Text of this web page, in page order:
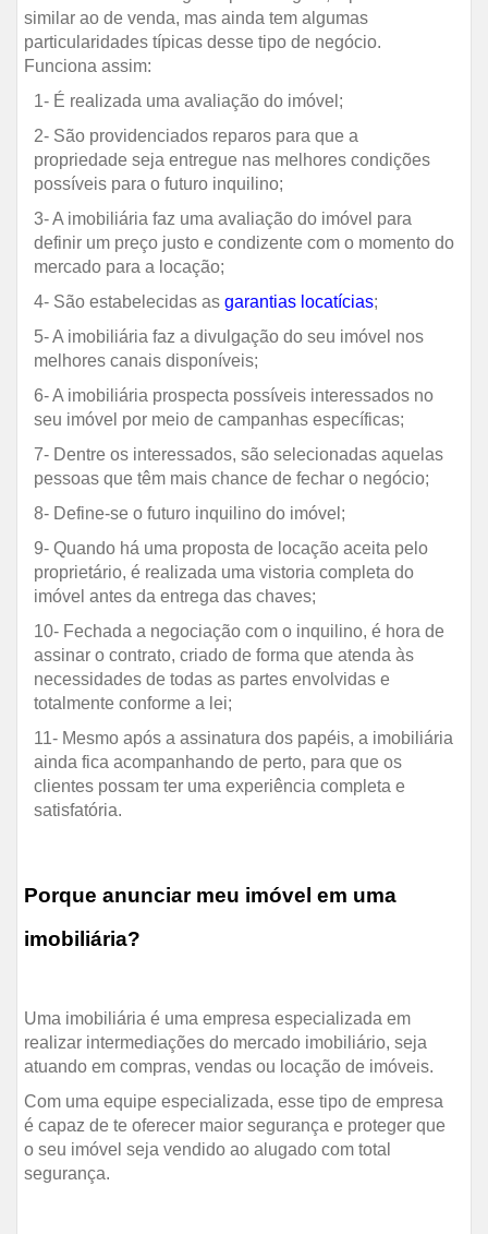
similar ao de venda, mas ainda tem algumas
particularidades típicas desse tipo de negócio.
Funciona assim:
1- É realizada uma avaliação do imóvel;
2- São providenciados reparos para que a
propriedade seja entregue nas melhores condições
possíveis para o futuro inquilino;
3- A imobiliária faz uma avaliação do imóvel para
definir um preço justo e condizente com o momento do
mercado para a locação;
4- São estabelecidas as garantias locatícias;
5- A imobiliária faz a divulgação do seu imóvel nos
melhores canais disponíveis;
6- A imobiliária prospecta possíveis interessados no
seu imóvel por meio de campanhas específicas;
7- Dentre os interessados, são selecionadas aquelas
pessoas que têm mais chance de fechar o negócio;
8- Define-se o futuro inquilino do imóvel;
9- Quando há uma proposta de locação aceita pelo
proprietário, é realizada uma vistoria completa do
imóvel antes da entrega das chaves;
10- Fechada a negociação com o inquilino, é hora de
assinar o contrato, criado de forma que atenda às
necessidades de todas as partes envolvidas e
totalmente conforme a lei;
11- Mesmo após a assinatura dos papéis, a imobiliária
ainda fica acompanhando de perto, para que os
clientes possam ter uma experiência completa e
satisfatória.
Porque anunciar meu imóvel em uma
imobiliária?
Uma imobiliária é uma empresa especializada em
realizar intermediações do mercado imobiliário, seja
atuando em compras, vendas ou locação de imóveis.
Com uma equipe especializada, esse tipo de empresa
é capaz de te oferecer maior segurança e proteger que
o seu imóvel seja vendido ao alugado com total
segurança.